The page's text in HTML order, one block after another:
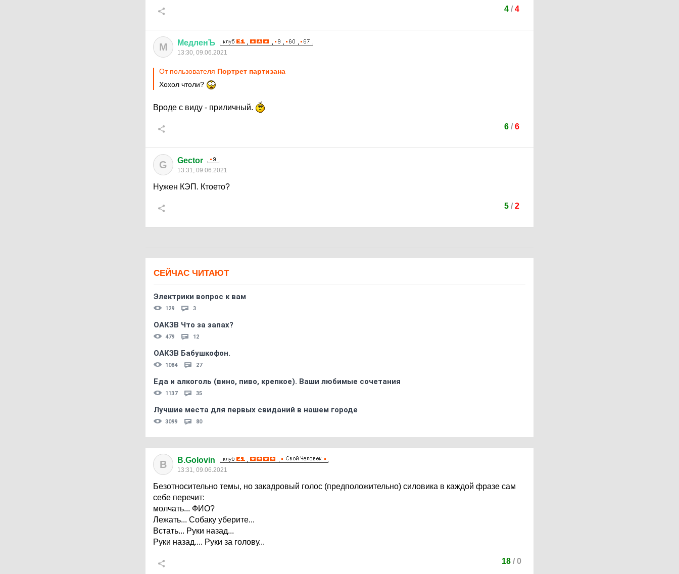
4/ 4
М МедленЪ
13:30, 09.06.2021
От пользователя Портрет партизана
Хохол чтоли?
Вроде с виду - приличный.
6/ 6
G Gector
13:31, 09.06.2021
Нужен КЭП. Ктоето?
5/ 2
СЕЙЧАС ЧИТАЮТ
Электрики вопрос к вам
129 3
ОАКЗВ Что за запах?
479 12
ОАКЗВ Бабушкофон.
1084 27
Еда и алкоголь (вино, пиво, крепкое). Ваши любимые сочетания
1137 35
Лучшие места для первых свиданий в нашем городе
3099 80
B B.Golovin
13:31, 09.06.2021
Безотносительно темы, но закадровый голос (предположительно) силовика в каждой фразе сам
себе перечит:
молчать... ФИО?
Лежать... Собаку уберите...
Встать... Руки назад...
Руки назад.... Руки за голову...
18 / 0